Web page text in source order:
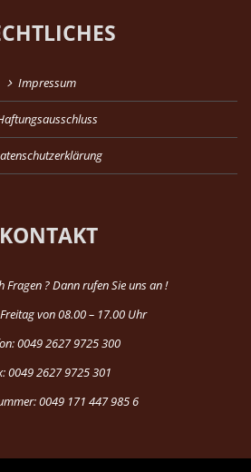
Impressum
KONTAKT
Fragen ? Dann rufen Sie uns an !
von 08.00 – 17.00 Uhr
0049 2627 9725 300
0049 2627 9725 301
0049 171 447 985 6